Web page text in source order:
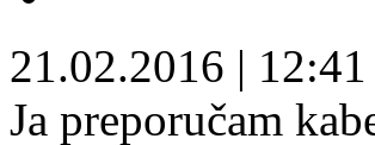
21.02.2016 | 12:41
Ja preporučam